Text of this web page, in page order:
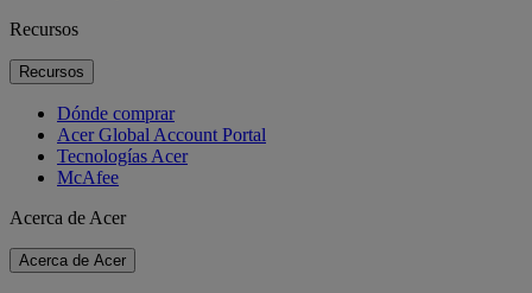
Recursos
Recursos
Dónde comprar
Acer Global Account Portal
Tecnologías Acer
McAfee
Acerca de Acer
Acerca de Acer